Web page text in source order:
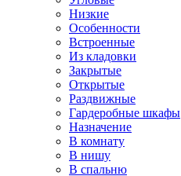
Низкие
Особенности
Встроенные
Из кладовки
Закрытые
Открытые
Раздвижные
Гардеробные шкафы
Назначение
В комнату
В нишу
В спальню